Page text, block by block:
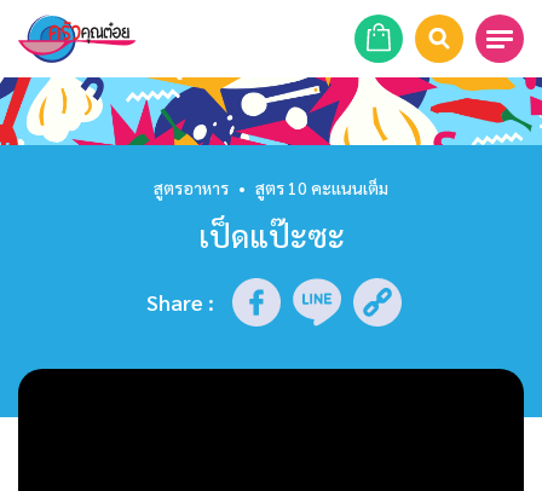
หน้าแรก
รายการย้อนหลัง
สูตรอาหาร • สูตร 10 คะแนนเต็ม
เป็ดแป๊ะซะ
Share :